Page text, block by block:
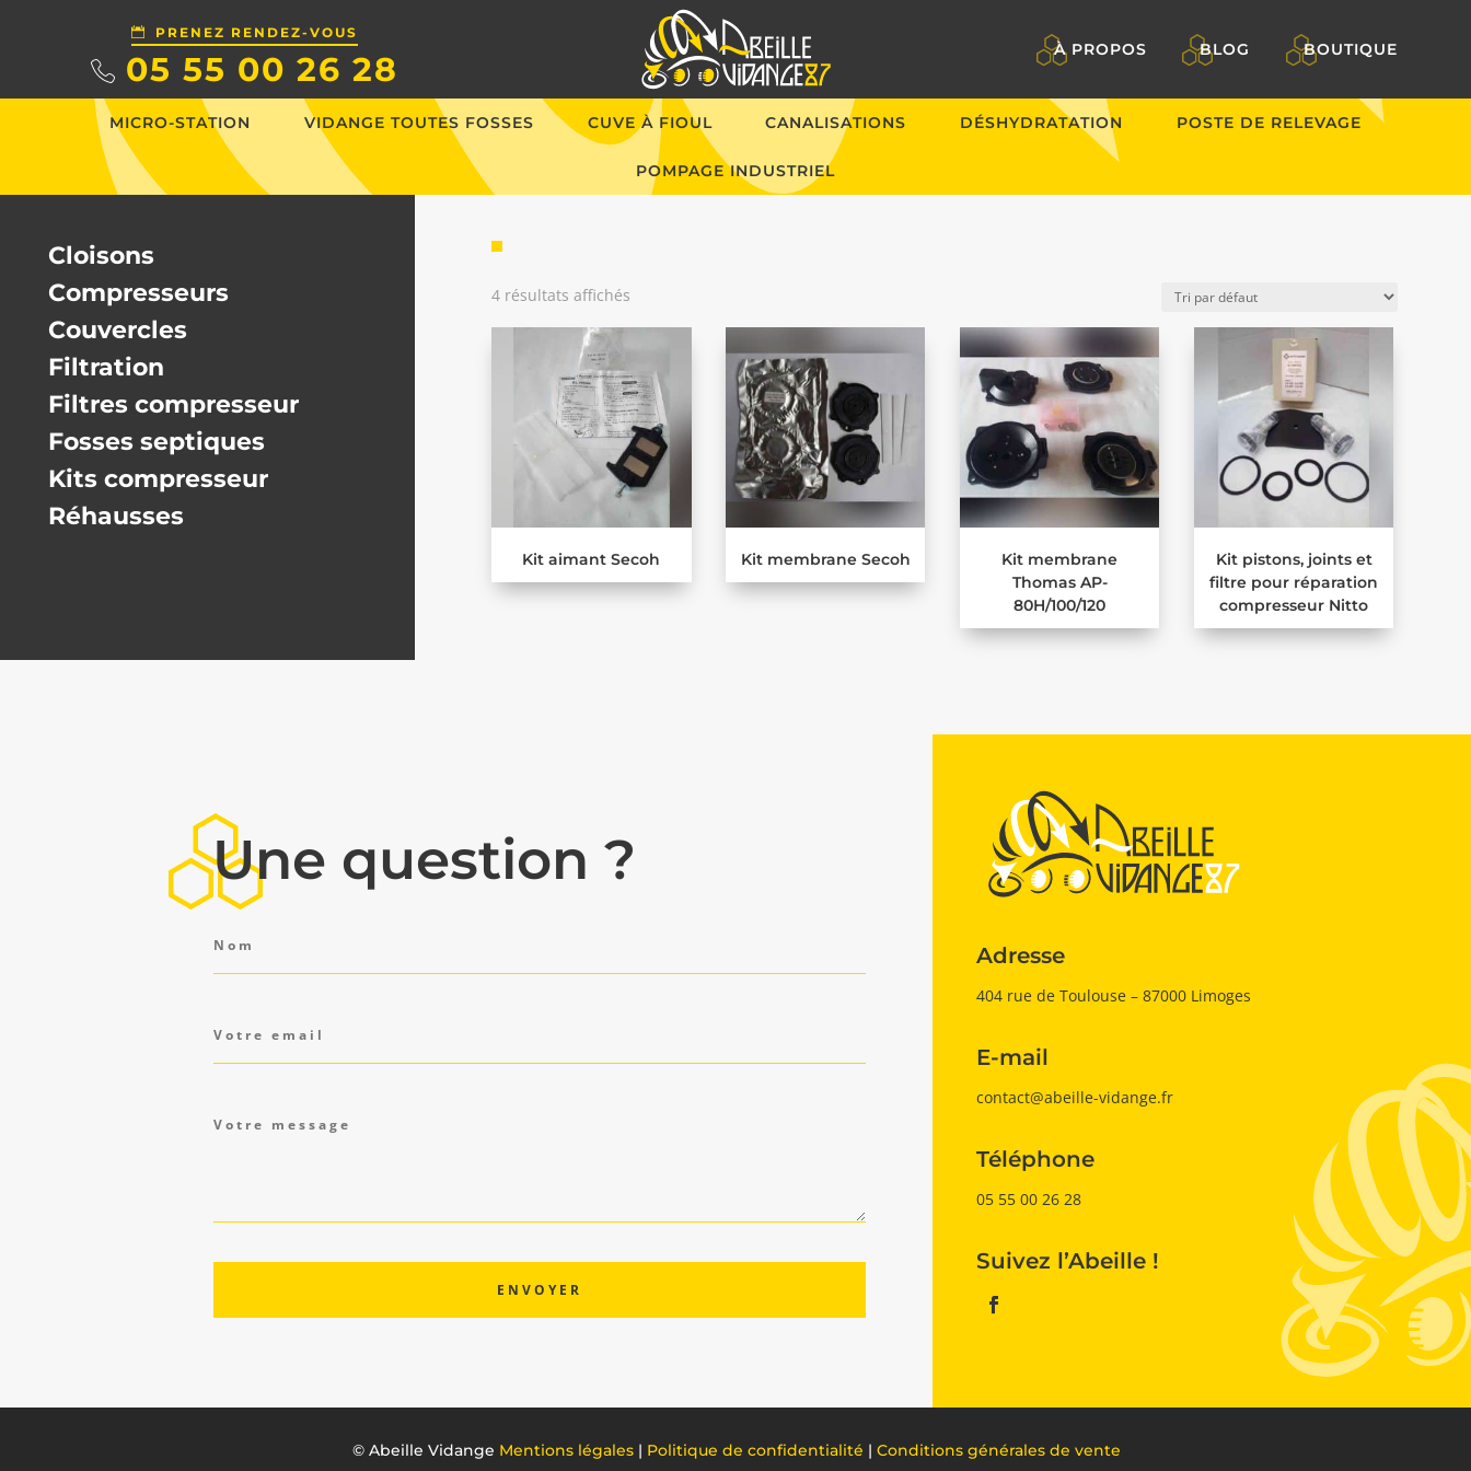
PRENEZ RENDEZ-VOUS
05 55 00 26 28 À PROPOS BLOG BOUTIQUE
MICRO-STATION VIDANGE TOUTES FOSSES CUVE À FIOUL CANALISATIONS DÉSHYDRATATION POSTE DE RELEVAGE
POMPAGE INDUSTRIEL
Cloisons
Compresseurs
Couvercles
Filtration
Filtres compresseur
Fosses septiques
Kits compresseur
Réhausses
4 résultats affichés
Kit aimant Secoh Kit membrane Secoh
Kit membrane
Thomas AP-
80H/100/120
Kit pistons, joints et
filtre pour réparation
compresseur Nitto
Une question ?
Adresse
404 rue de Toulouse – 87000 Limoges
E-mail
contact@abeille-vidange.fr
Téléphone
05 55 00 26 28
Suivez l’Abeille !
© Abeille Vidange Mentions légales | Politique de confidentialité | Conditions générales de vente